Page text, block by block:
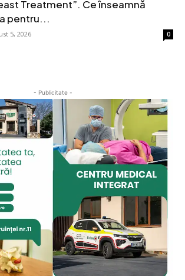
Treatment”. Ce înseamnă
pentru...
5, 2026 0
- Publicitate -